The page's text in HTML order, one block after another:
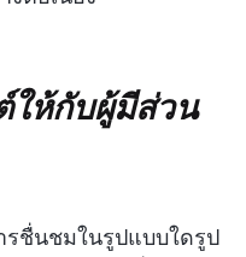
ให้กับผู้มีส่วน
ชื่นชมในรูปแบบใดรูป